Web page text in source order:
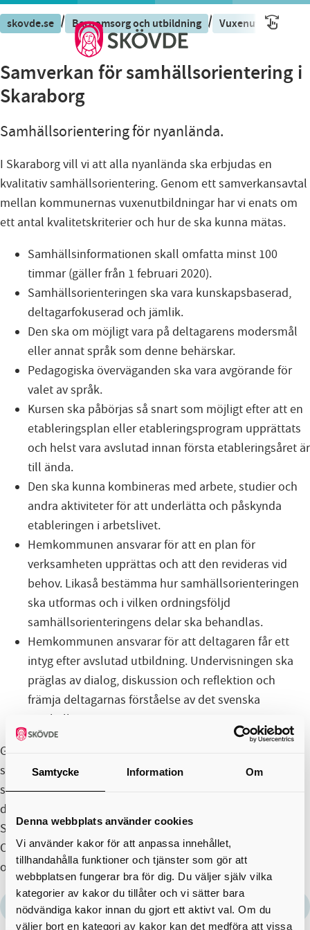
Samtycke Information Om
Denna webbplats använder cookies
Vi använder kakor för att anpassa innehållet,
tillhandahålla funktioner och tjänster som gör att
webbplatsen fungerar bra för dig. Du väljer själv vilka
kategorier av kakor du tillåter och vi sätter bara
nödvändiga kakor innan du gjort ett aktivt val. Om du
väljer bort en kategori av kakor kan det medföra att vissa
skovde.se / Barnomsorg och utbildning / Vuxenutbildning
Samverkan för samhällsorientering i
Skaraborg
Samhällsorientering för nyanlända.
I Skaraborg vill vi att alla nyanlända ska erbjudas en
kvalitativ samhällsorientering. Genom ett samverkansavtal
mellan kommunernas vuxenutbildningar har vi enats om
ett antal kvalitetskriterier och hur de ska kunna mätas.
Samhällsinformationen skall omfatta minst 100
timmar (gäller från 1 februari 2020).
Samhällsorienteringen ska vara kunskapsbaserad,
deltagarfokuserad och jämlik.
Den ska om möjligt vara på deltagarens modersmål
eller annat språk som denne behärskar.
Pedagogiska överväganden ska vara avgörande för
valet av språk.
Kursen ska påbörjas så snart som möjligt efter att en
etableringsplan eller etableringsprogram upprättats
och helst vara avslutad innan första etableringsåret är
till ända.
Den ska kunna kombineras med arbete, studier och
andra aktiviteter för att underlätta och påskynda
etableringen i arbetslivet.
Hemkommunen ansvarar för att en plan för
verksamheten upprättas och att den revideras vid
behov. Likaså bestämma hur samhällsorienteringen
ska utformas och i vilken ordningsföljd
samhällsorienteringens delar ska behandlas.
Hemkommunen ansvarar för att deltagaren får ett
intyg efter avslutad utbildning. Undervisningen ska
präglas av dialog, diskussion och reflektion och
främja deltagarnas förståelse av det svenska
samhället.
Genom en utbildning på Vuxenutbildning Skövde har
samhällskommunikatörer utbildats både inom ledarskap,
samhällskunskap och flexibla lösningar så som fjärr- och
distansundervisning samt digitala verktyg.
Samhällskommunikatörerna använder sig av materialet
Om Sverige, vilket stämmer väl överens med förordningen
om samhällsorientering.
Förordning (2010:1138) om samhällsorientering extern länk